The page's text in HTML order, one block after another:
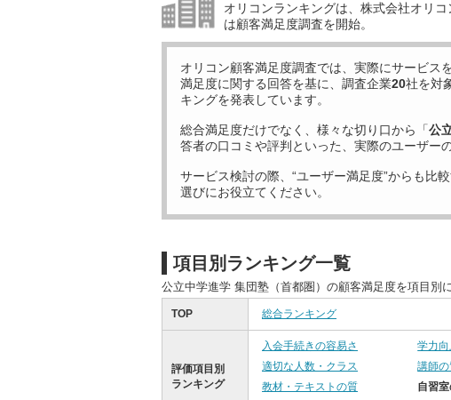
オリコンランキングは、株式会社オリ
は顧客満足度調査を開始。
オリコン顧客満足度調査では、実際にサービス
満足度に関する回答を基に、調査企業20社を対
キングを発表しています。
総合満足度だけでなく、様々な切り口から「公
答者の口コミや評判といった、実際のユーザー
サービス検討の際、“ユーザー満足度”からも比
選びにお役立てください。
項目別ランキング一覧
公立中学進学 集団塾（首都圏）の顧客満足度を項目別
TOP 総合ランキング
評価項目別
ランキング
入会手続きの容易さ 学力
適切な人数・クラス
講師
教材・テキストの質
自習